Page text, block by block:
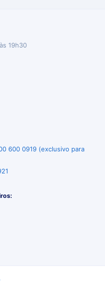
19h30
600 0919 (exclusivo para